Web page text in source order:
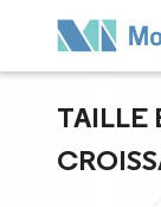
TAILLE